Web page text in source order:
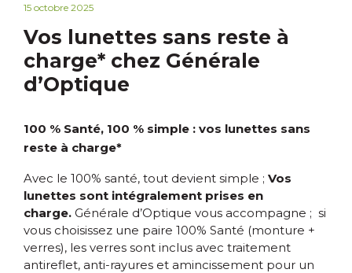
15 octobre 2025
Vos lunettes sans reste à
charge* chez Générale
d’Optique
100 % Santé, 100 % simple : vos lunettes sans
reste à charge*
Avec le 100% santé, tout devient simple ; Vos
lunettes sont intégralement prises en
charge. Générale d’Optique vous accompagne ; si
vous choisissez une paire 100% Santé (monture +
verres), les verres sont inclus avec traitement
antireflet, anti-rayures et amincissement pour un